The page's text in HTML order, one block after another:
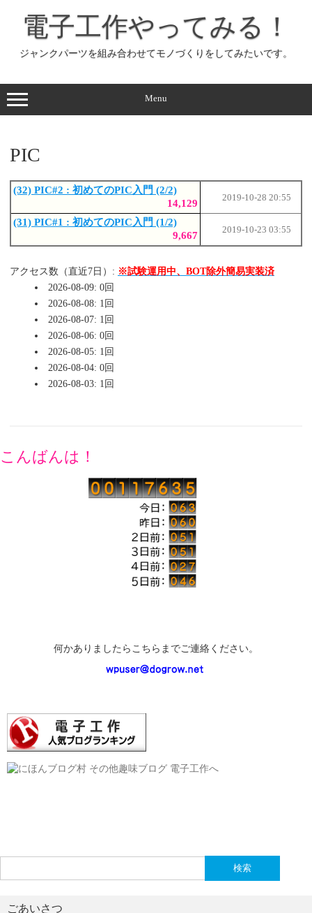
ッ
プ
電子工作やってみる！
ジャンクパーツを組み合わせてモノづくりをしてみたいです。
Menu
PIC
(32) PIC#2 : 初めてのPIC入門 (2/2)
14,129
2019-10-28 20:55
(31) PIC#1 : 初めてのPIC入門 (1/2)
9,667
2019-10-23 03:55
アクセス数（直近7日）: ※試験運用中、BOT除外簡易実装済
2026-08-09: 0回
2026-08-08: 1回
2026-08-07: 1回
2026-08-06: 0回
2026-08-05: 1回
2026-08-04: 0回
2026-08-03: 1回
こんばんは！
何かありましたらこちらまでご連絡ください。
索:
ごあいさつ